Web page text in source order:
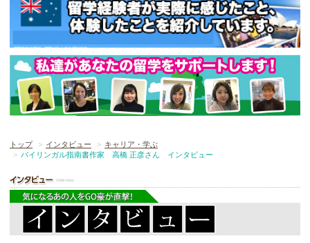
トップ インタビュー
キャリア・学ぶ
バイリンガル指南書作家 高橋 正彦さん インタビュー